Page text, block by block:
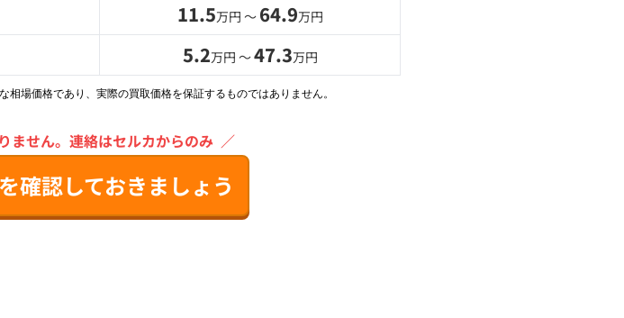
11.5万円 〜 64.9万円
5.2万円 〜47.3万円
場価格であり、実際の買取価格を保証するものではありません。
ません。 連絡はセルカからのみ ／
確認しておきましょう